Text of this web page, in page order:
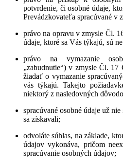
potvrdenie, či osobné údaje,
Prevádzkovateľa spracúvané v
právo na opravu v zmysle Čl.
údaje, ktoré sa Vás týkajú, sú
právo na vymazanie
„zabudnutie“) v zmysle Čl. 17
žiadať o vymazanie
vás týkajú. Takejto
niektorý z nasledovných
spracúvané osobné údaje už
sa získavali;
odvoláte súhlas, na základe,
údajov vykonáva, pričom
spracúvanie osobných údajov;